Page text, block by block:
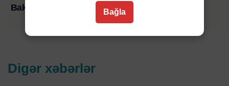
Bakıda gənc bankir evində ölü tapıldı
Digər xəbərlər
Bağla